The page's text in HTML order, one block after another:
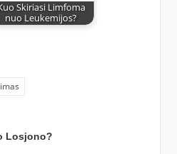
Skiriasi Limfoma
nuo Leukemijos?
Losjono?